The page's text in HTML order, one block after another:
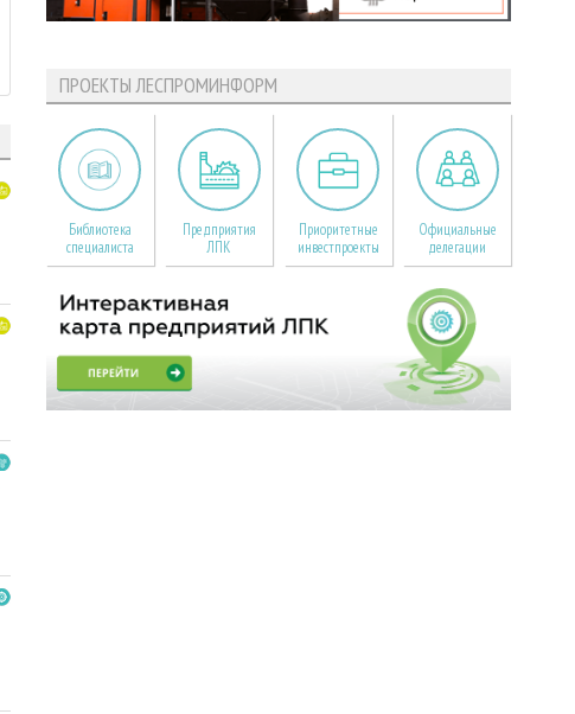
ПРОЕКТЫ ЛЕСПРОМИНФОРМ
Библиотека
специалиста
Предприятия
ЛПК
Приоритетные
инвестпроекты
Официальные
делегации